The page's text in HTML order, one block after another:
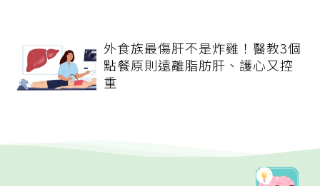
外食族最傷肝不是炸雞！醫教3個
點餐原則遠離脂肪肝、護心又控
重